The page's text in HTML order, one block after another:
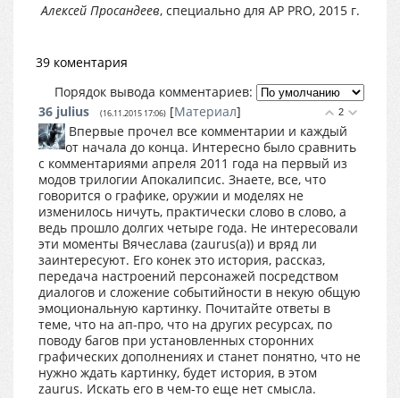
Алексей Просандеев, специально для AP PRO, 2015 г.
39 коментария
Порядок вывода комментариев:
2
36 julius (16.11.2015 17:06) [Материал]
Впервые прочел все комментарии и каждый
от начала до конца. Интересно было сравнить
с комментариями апреля 2011 года на первый из
модов трилогии Апокалипсис. Знаете, все, что
говорится о графике, оружии и моделях не
изменилось ничуть, практически слово в слово, а
ведь прошло долгих четыре года. Не интересовали
эти моменты Вячеслава (zaurus(а)) и вряд ли
заинтересуют. Его конек это история, рассказ,
передача настроений персонажей посредством
диалогов и сложение событийности в некую общую
эмоциональную картинку. Почитайте ответы в
теме, что на ап-про, что на других ресурсах, по
поводу багов при установленных сторонних
графических дополнениях и станет понятно, что не
нужно ждать картинку, будет история, в этом
zaurus. Искать его в чем-то еще нет смысла.